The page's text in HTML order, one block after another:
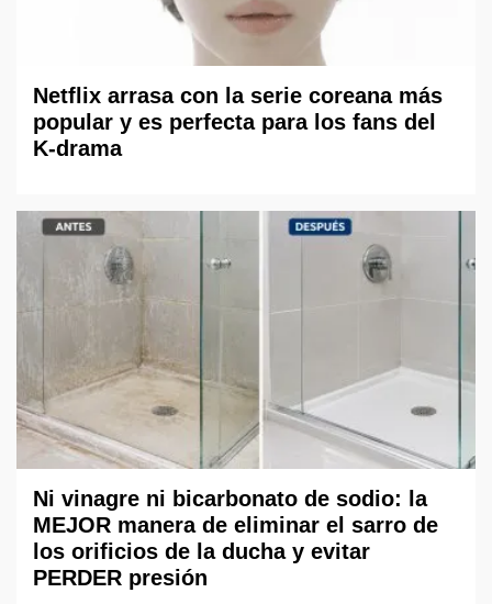
Netflix arrasa con la serie coreana más
popular y es perfecta para los fans del
K-drama
Ni vinagre ni bicarbonato de sodio: la
MEJOR manera de eliminar el sarro de
los orificios de la ducha y evitar
PERDER presión